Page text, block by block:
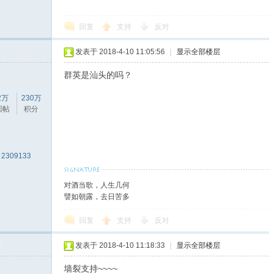
回复 支持 反对
帖
230万
积分
2309133
发表于 2018-4-10 11:05:56 显示全部楼层
群英是汕头的吗？
对酒当歌，人生几何
譬如朝露，去日苦多
回复 支持 反对
发表于 2018-4-10 11:18:33 显示全部楼层
墙裂支持~~~~